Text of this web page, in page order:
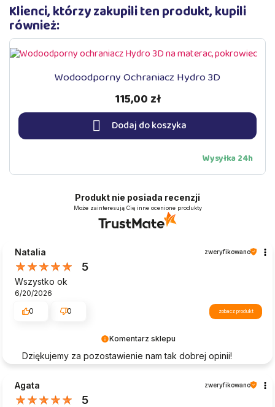
Klienci, którzy zakupili ten produkt, kupili
również:
Wodoodporny Ochraniacz Hydro 3D
115,00 zł
 Dodaj do koszyka
Wysyłka 24h
Produkt nie posiada recenzji
Może zainteresują Cię inne ocenione produkty
Komentarz sklepu
Dziękujemy za pozostawienie nam tak dobrej opinii!
Twoja recenzja jest dla nas szczególnie istotna.
Cieszymy się, że spełniliśmy Twoje oczekiwania i mamy
Natalia zweryfikowano
5
Wszystko ok
6/20/2026
0
0 zobacz produkt
Agata zweryfikowano
5